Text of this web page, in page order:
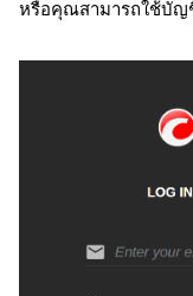
หรือคุณสามารถใช้บัญ